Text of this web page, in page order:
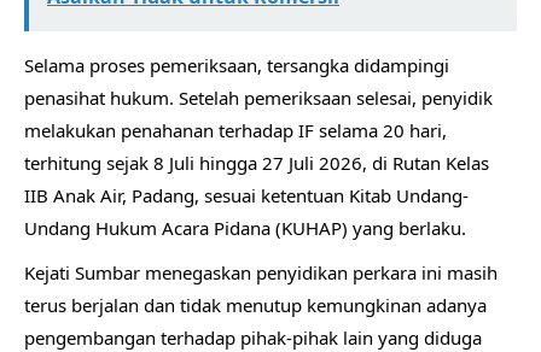
Selama proses pemeriksaan, tersangka didampingi
penasihat hukum. Setelah pemeriksaan selesai, penyidik
melakukan penahanan terhadap IF selama 20 hari,
terhitung sejak 8 Juli hingga 27 Juli 2026, di Rutan Kelas
IIB Anak Air, Padang, sesuai ketentuan Kitab Undang-
Undang Hukum Acara Pidana (KUHAP) yang berlaku.
Kejati Sumbar menegaskan penyidikan perkara ini masih
terus berjalan dan tidak menutup kemungkinan adanya
pengembangan terhadap pihak-pihak lain yang diduga